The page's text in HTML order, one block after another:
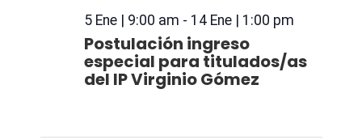
5 Ene | 9:00 am - 14 Ene | 1:00 pm
Postulación ingreso
especial para titulados/as
del IP Virginio Gómez